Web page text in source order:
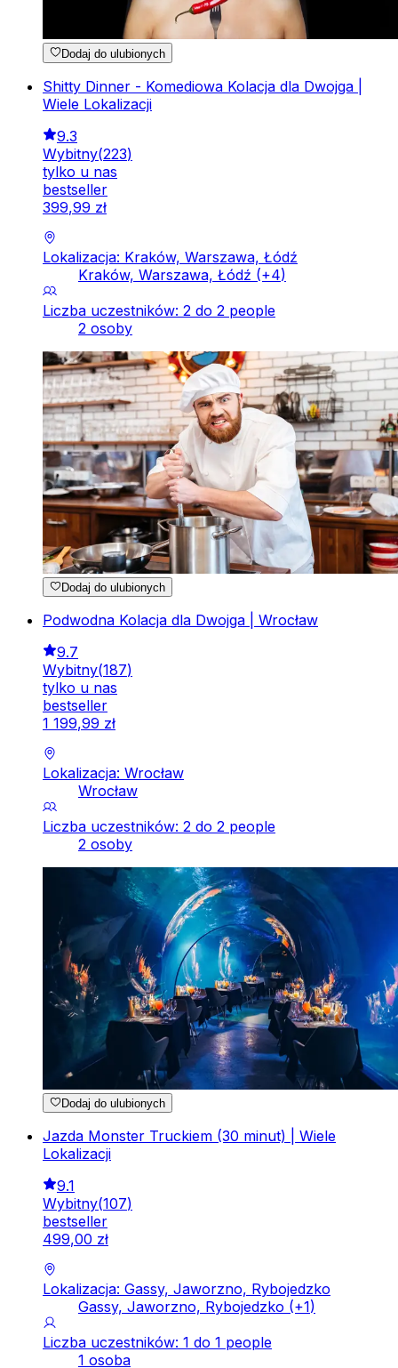
Dodaj do ulubionych
Shitty Dinner - Komediowa Kolacja dla Dwojga |
Wiele Lokalizacji
9.3
Wybitny(223)
tylko u nas
bestseller
399,99 zł
Lokalizacja: Kraków, Warszawa, Łódź
Kraków, Warszawa, Łódź (+4)
Liczba uczestników: 2 do 2 people
2 osoby
Dodaj do ulubionych
Podwodna Kolacja dla Dwojga | Wrocław
9.7
Wybitny(187)
tylko u nas
bestseller
1 199,99 zł
Lokalizacja: Wrocław
Wrocław
Liczba uczestników: 2 do 2 people
2 osoby
Dodaj do ulubionych
Jazda Monster Truckiem (30 minut) | Wiele
Lokalizacji
9.1
Wybitny(107)
bestseller
499,00 zł
Lokalizacja: Gassy, Jaworzno, Rybojedzko
Gassy, Jaworzno, Rybojedzko (+1)
Liczba uczestników: 1 do 1 people
1 osoba